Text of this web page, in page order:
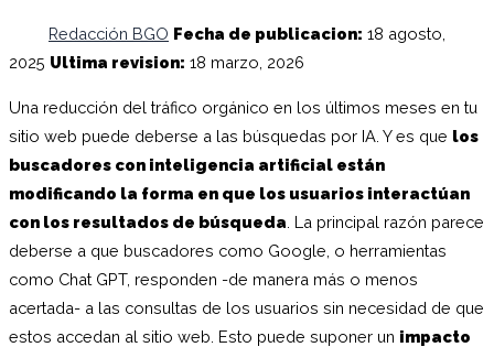
Redacción BGO Fecha de publicacion: 18 agosto,
2025 Ultima revision: 18 marzo, 2026
Una reducción del tráfico orgánico en los últimos meses en tu
sitio web puede deberse a las búsquedas por IA. Y es que los
buscadores con inteligencia artificial están
modificando la forma en que los usuarios interactúan
con los resultados de búsqueda . La principal razón parece
deberse a que buscadores como Google, o herramientas
como Chat GPT, responden -de manera más o menos
acertada- a las consultas de los usuarios sin necesidad de que
estos accedan al sitio web. Esto puede suponer un impacto